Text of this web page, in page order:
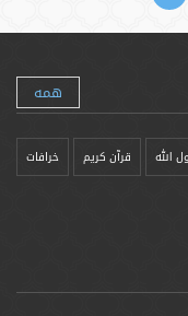
همه
الله قرآن کریم خرافات